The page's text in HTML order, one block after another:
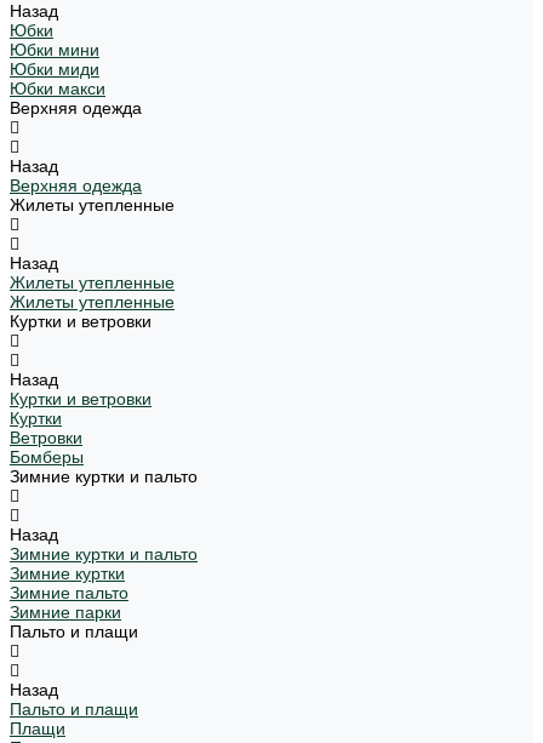
Назад
Юбки
Юбки мини
Юбки миди
Юбки макси
Верхняя одежда
Назад
Верхняя одежда
Жилеты утепленные
Назад
Жилеты утепленные
Жилеты утепленные
Куртки и ветровки
Назад
Куртки и ветровки
Куртки
Ветровки
Бомберы
Зимние куртки и пальто
Назад
Зимние куртки и пальто
Зимние куртки
Зимние пальто
Зимние парки
Пальто и плащи
Назад
Пальто и плащи
Плащи